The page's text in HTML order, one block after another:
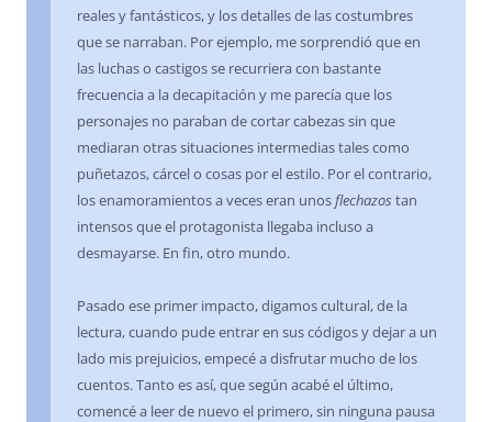
reales y fantásticos, y los detalles de las costumbres
que se narraban. Por ejemplo, me sorprendió que en
las luchas o castigos se recurriera con bastante
frecuencia a la decapitación y me parecía que los
personajes no paraban de cortar cabezas sin que
mediaran otras situaciones intermedias tales como
puñetazos, cárcel o cosas por el estilo. Por el contrario,
los enamoramientos a veces eran unosflechazos tan
intensos que el protagonista llegaba incluso a
desmayarse. En fin, otro mundo.
Pasado ese primer impacto, digamos cultural, de la
lectura, cuando pude entrar en sus códigos y dejar a un
lado mis prejuicios, empecé a disfrutar mucho de los
cuentos. Tanto es así, que según acabé el último,
comencé a leer de nuevo el primero, sin ninguna pausa